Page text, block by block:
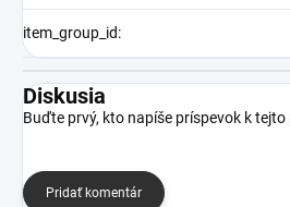
item_group_id:
Diskusia
Buďte prvý, kto napíše príspevok k tejto
Pridať komentár